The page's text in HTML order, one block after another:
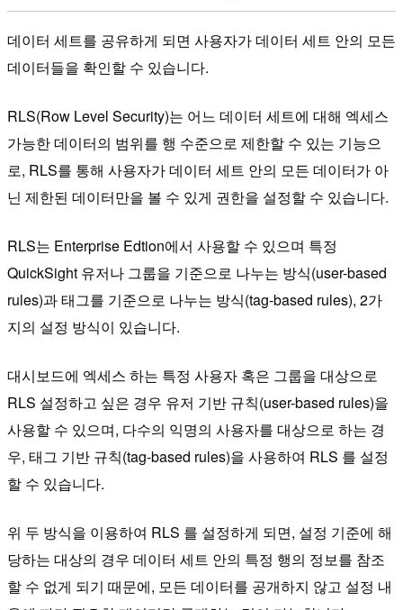
데이터 세트를 공유하게 되면 사용자가 데이터 세트 안의 모든
데이터들을 확인할 수 있습니다.
RLS(Row Level Security)는 어느 데이터 세트에 대해 엑세스
가능한 데이터의 범위를 행 수준으로 제한할 수 있는 기능으
로, RLS를 통해 사용자가 데이터 세트 안의 모든 데이터가 아
닌 제한된 데이터만을 볼 수 있게 권한을 설정할 수 있습니다.
RLS는 Enterprise Edtion에서 사용할 수 있으며 특정
QuickSight 유저나 그룹을 기준으로 나누는 방식(user-based
rules)과 태그를 기준으로 나누는 방식(tag-based rules), 2가
지의 설정 방식이 있습니다.
대시보드에 엑세스 하는 특정 사용자 혹은 그룹을 대상으로
RLS 설정하고 싶은 경우 유저 기반 규칙(user-based rules)을
사용할 수 있으며, 다수의 익명의 사용자를 대상으로 하는 경
우, 태그 기반 규칙(tag-based rules)을 사용하여 RLS 를 설정
할 수 있습니다.
위 두 방식을 이용하여 RLS 를 설정하게 되면, 설정 기준에 해
당하는 대상의 경우 데이터 세트 안의 특정 행의 정보를 참조
할 수 없게 되기 때문에, 모든 데이터를 공개하지 않고 설정 내